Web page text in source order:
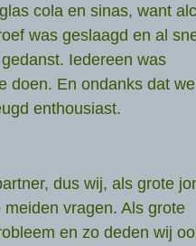
cola en sinas, want
was geslaagd en al
Iedereen was
doen. En ondanks dat
enthousiast.
dus wij, als grote
vragen. Als grote
en zo deden wij